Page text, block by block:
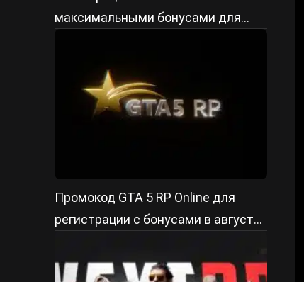
максимальными бонусами для
Промокод GTA 5 RP Online для
регистрации с бонусами в августе